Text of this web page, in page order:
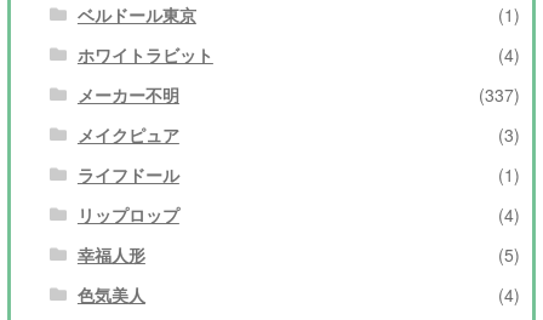
ベルドール東京
(1)
ホワイトラビット
(4)
メーカー不明
(337)
メイクピュア
(3)
ライフドール
(1)
リップロップ
(4)
幸福人形
(5)
色気美人
(4)